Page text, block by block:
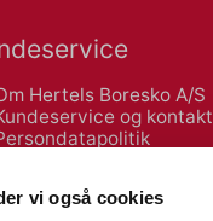
vi også cookies
Hertels Boresko A/S
og kontakt